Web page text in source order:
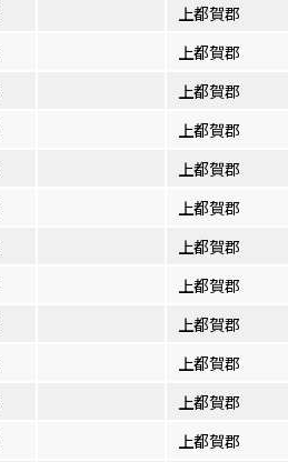
上都賀郡
上都賀郡
上都賀郡
上都賀郡
上都賀郡
上都賀郡
上都賀郡
上都賀郡
上都賀郡
上都賀郡
上都賀郡
上都賀郡